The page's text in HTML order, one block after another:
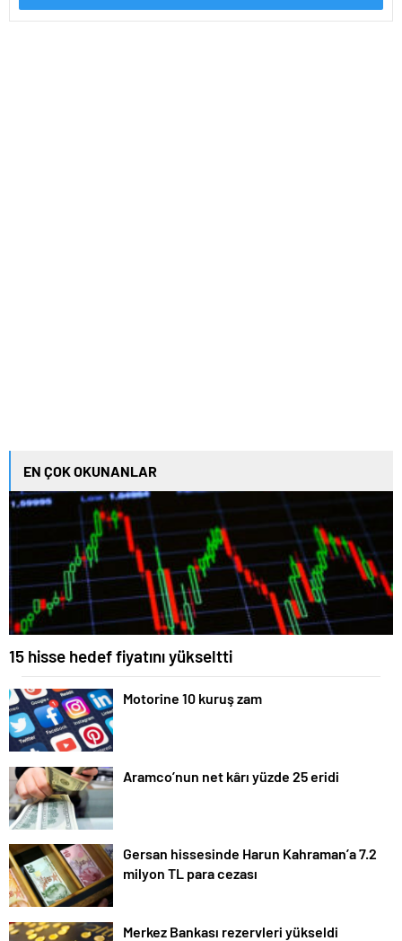
EN ÇOK OKUNANLAR
15 hisse hedef fiyatını yükseltti
Motorine 10 kuruş zam
Aramco’nun net kârı yüzde 25 eridi
Gersan hissesinde Harun Kahraman’a 7.2
milyon TL para cezası
Merkez Bankası rezervleri yükseldi